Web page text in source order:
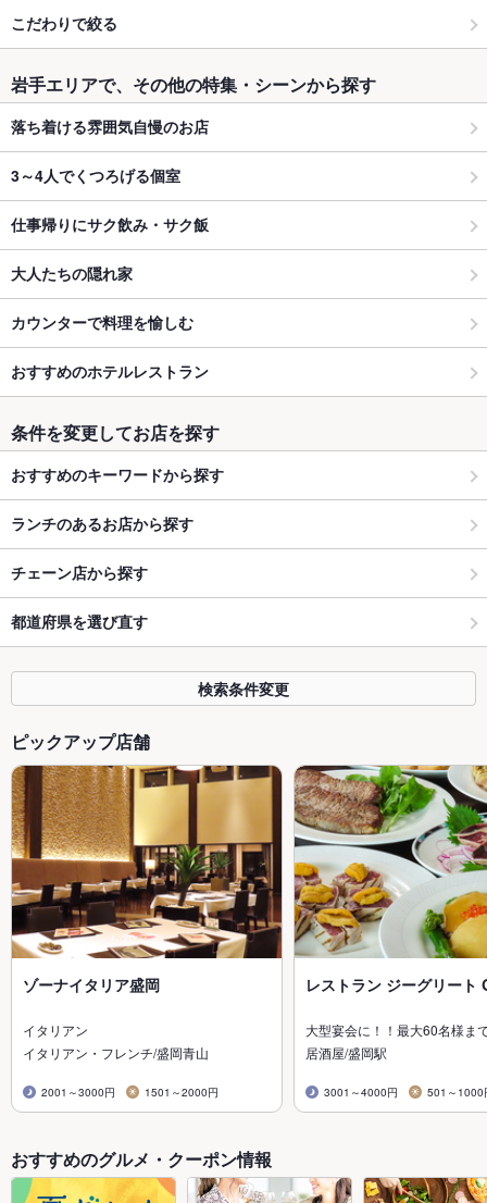
こだわりで絞る
岩手エリアで、その他の特集・シーンから探す
落ち着ける雰囲気自慢のお店
3～4人でくつろげる個室
仕事帰りにサク飲み・サク飯
大人たちの隠れ家
カウンターで料理を愉しむ
おすすめのホテルレストラン
条件を変更してお店を探す
おすすめのキーワードから探す
ランチのあるお店から探す
チェーン店から探す
都道府県を選び直す
検索条件変更
ピックアップ店舗
ゾーナイタリア盛岡
イタリアン
イタリアン・フレンチ/盛岡青山
2001～3000円 1501～2000円
レストラン ジーグリート
大型宴会に！！最大60名様ま
居酒屋/盛岡駅
3001～4000円 501～1000
おすすめのグルメ・クーポン情報